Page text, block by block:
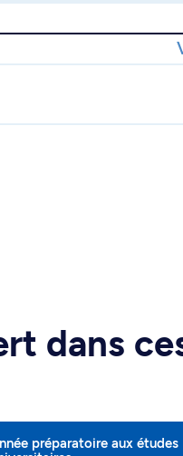
dans
préparatoire aux études